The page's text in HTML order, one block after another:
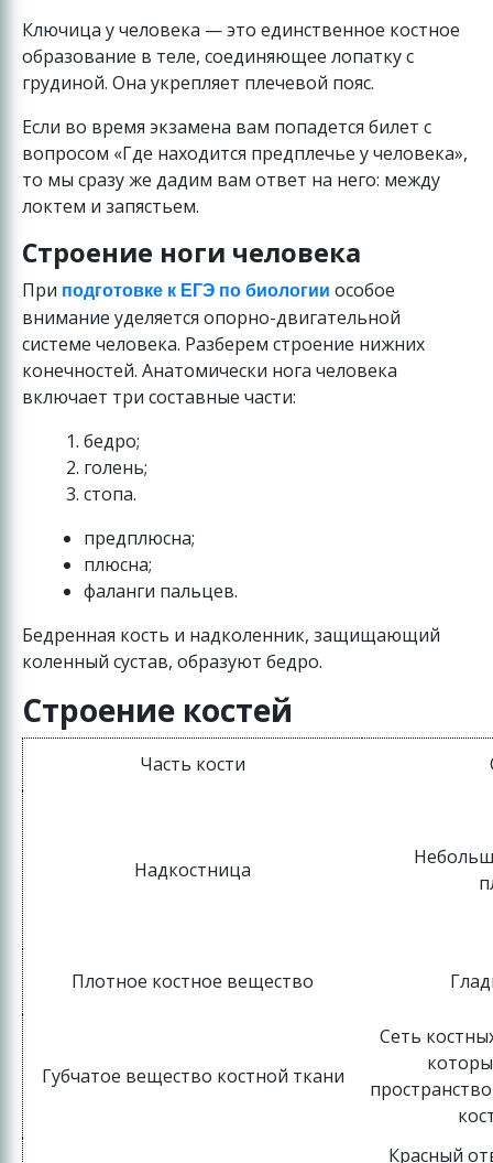
Ключица у человека — это единственное костное
образование в теле, соединяющее лопатку с
грудиной. Она укрепляет плечевой пояс.
Если во время экзамена вам попадется билет с
вопросом «Где находится предплечье у человека»,
то мы сразу же дадим вам ответ на него: между
локтем и запястьем.
Строение ноги человека
При подготовке к ЕГЭ по биологии особое
внимание уделяется опорно-двигательной
системе человека. Разберем строение нижних
конечностей. Анатомически нога человека
включает три составные части:
бедро;
голень;
стопа.
предплюсна;
плюсна;
фаланги пальцев.
Бедренная кость и надколенник, защищающий
коленный сустав, образуют бедро.
Строение костей
Часть кости
Надкостница
Плотное костное вещество
Губчатое вещество костной ткани
Сеть
Красный